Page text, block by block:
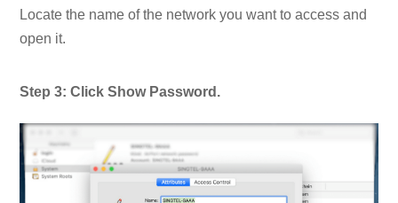
Locate the name of the network you want to access and
open it.
Step 3: Click Show Password.